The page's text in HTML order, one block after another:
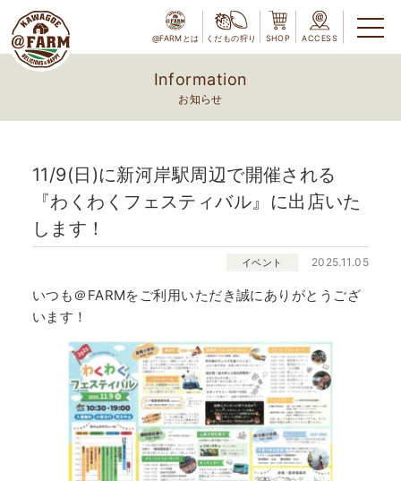
@FARMとは くだもの狩り SHOP ACCESS
Information
お知らせ
11/9(日)に新河岸駅周辺で開催される
『わくわくフェスティバル』に出店いた
します！
イベント 2025.11.05
いつも＠FARMをご利用いただき誠にありがとうござ
います！